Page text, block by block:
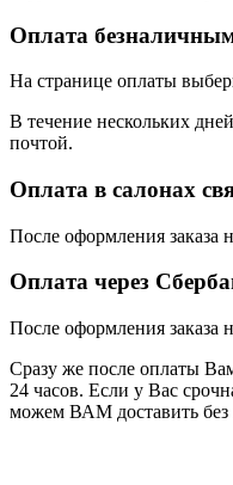
Оплата
На странице оплаты
В течение нескольких
почтой.
Оплата в салонах
После оформления
Оплата через
После оформления
Сразу же после оплаты
24 часов. Если у Вас
можем ВАМ доставить без